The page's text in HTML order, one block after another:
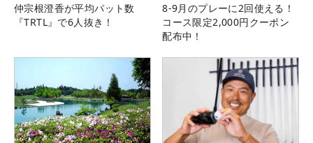
仲宗根澄香が平均パット数
『TRTL』で6人抜き！
8-9月のプレーに2回使える！
コース限定2,000円クーポン
配布中！